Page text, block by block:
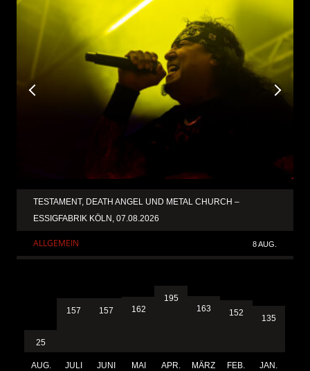
TESTAMENT, DEATH ANGEL UND METAL CHURCH –
ESSIGFABRIK KÖLN, 07.08.2026
ALLGEMEIN 8 AUG.
25
AUG.
157
JULI
157
JUNI
162
MAI
195
APR.
163
MÄRZ
152
FEB.
135
JAN.